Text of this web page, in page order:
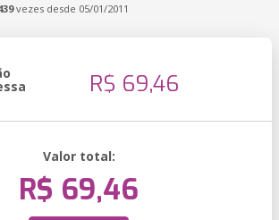
vezes desde 05/01/2011
R$ 69,46
Valor total:
R$ 69,46